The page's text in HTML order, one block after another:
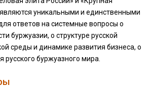
уникальными и единственными
ответов на системные вопросы о
буржуазии, о структуре русской
среды и динамике развития бизнеса, о
буржуазного мира.